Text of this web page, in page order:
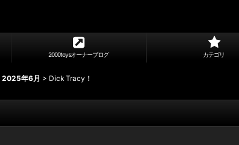
2000toysオーナーブログ カテゴリ
2025年6月 > Dick Tracy！